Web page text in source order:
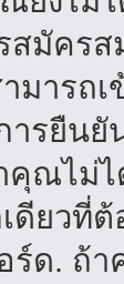
มัครส
มาร
ารยืน
ณไม่
ดียวที่
ร์ด. ถ้